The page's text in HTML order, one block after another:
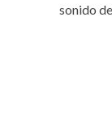
sonido